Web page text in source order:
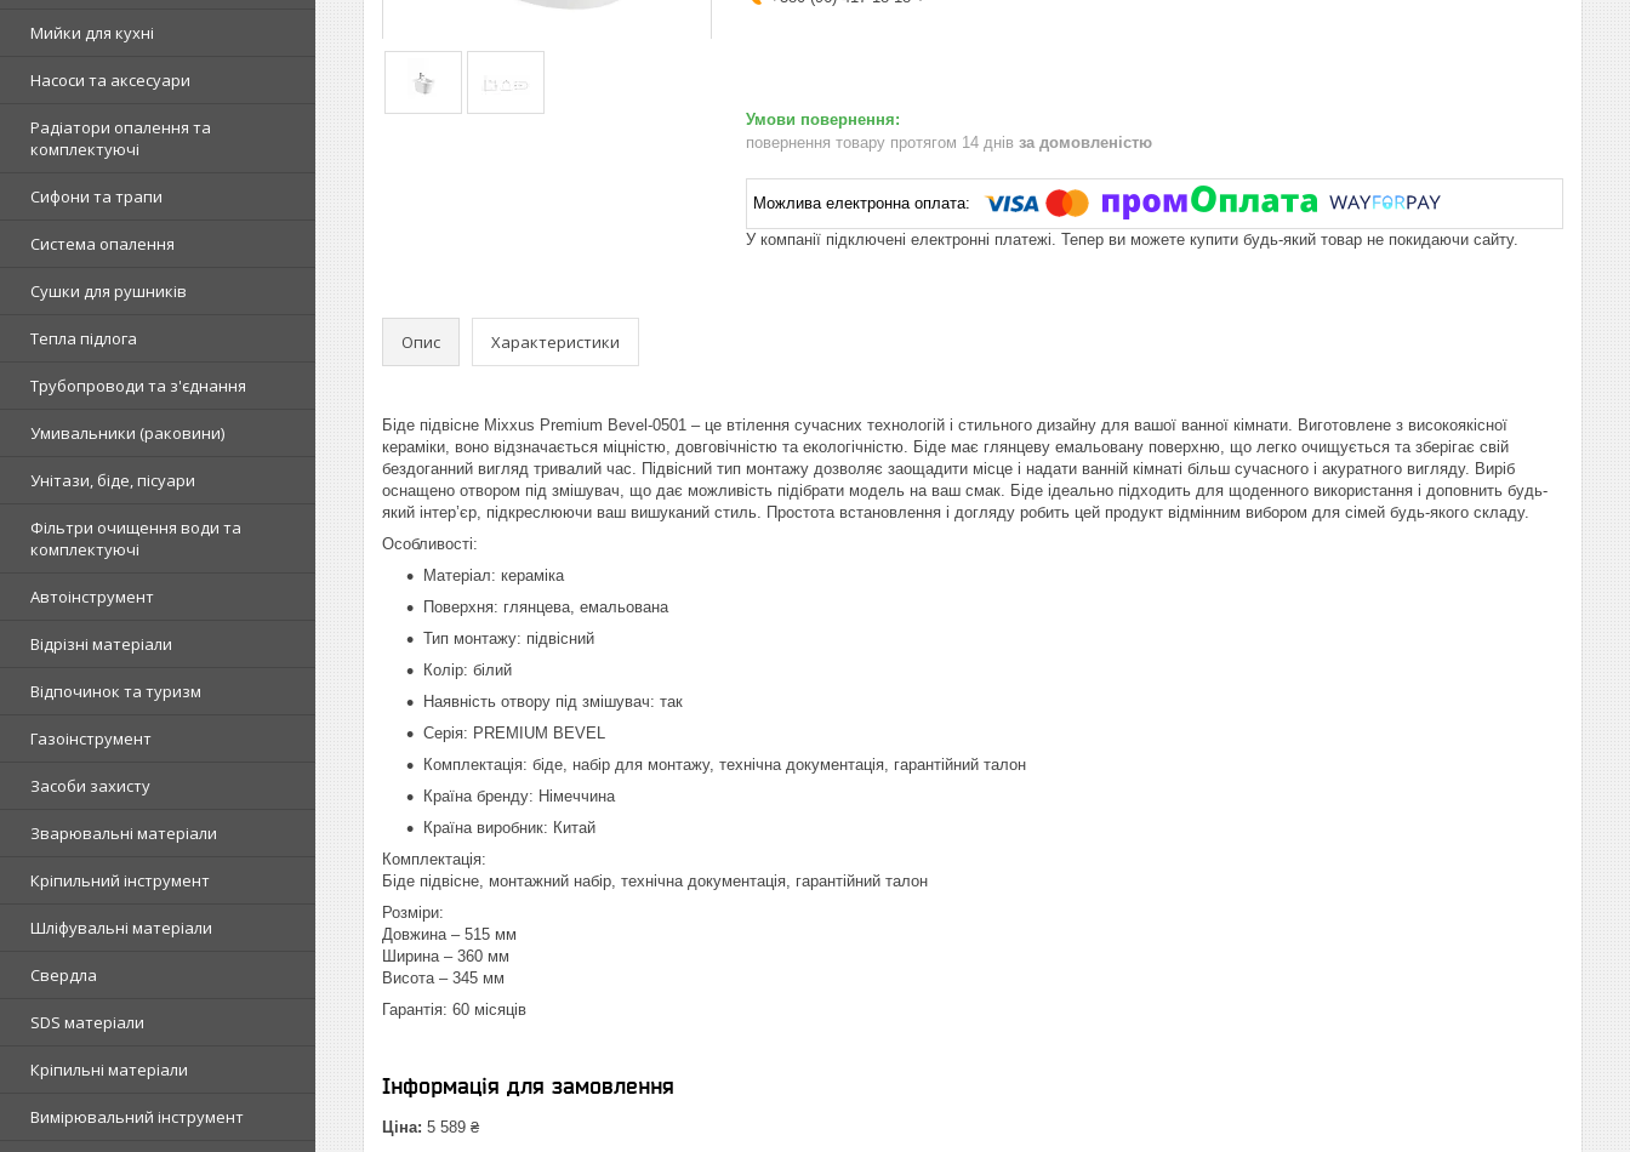
Мийки для кухні
Насоси та аксесуари
Радіатори опалення та
комплектуючі
Сифони та трапи
Система опалення
Сушки для рушників
Тепла підлога
Трубопроводи та з'єднання
Умивальники (раковини)
Унітази, біде, пісуари
Фільтри очищення води та
комплектуючі
Автоінструмент
Відрізні матеріали
Відпочинок та туризм
Газоінструмент
Засоби захисту
Зварювальні матеріали
Кріпильний інструмент
Шліфувальні матеріали
Свердла
SDS матеріали
Кріпильні матеріали
Вимірювальний інструмент
повернення товару протягом 14 днів за домовленістю
У компанії підключені електронні платежі. Тепер ви можете купити будь-який товар не покидаючи сайту.
Опис Характеристики
Біде підвісне Mixxus Premium Bevel-0501 – це втілення сучасних технологій і стильного дизайну для вашої ванної кімнати. Виготовлене з високоякісної
кераміки, воно відзначається міцністю, довговічністю та екологічністю. Біде має глянцеву емальовану поверхню, що легко очищується та зберігає свій
бездоганний вигляд тривалий час. Підвісний тип монтажу дозволяє заощадити місце і надати ванній кімнаті більш сучасного і акуратного вигляду. Виріб
оснащено отвором під змішувач, що дає можливість підібрати модель на ваш смак. Біде ідеально підходить для щоденного використання і доповнить будь-
який інтер’єр, підкреслюючи ваш вишуканий стиль. Простота встановлення і догляду робить цей продукт відмінним вибором для сімей будь-якого складу.
Особливості:
Матеріал: кераміка
Поверхня: глянцева, емальована
Тип монтажу: підвісний
Колір: білий
Наявність отвору під змішувач: так
Серія: PREMIUM BEVEL
Комплектація: біде, набір для монтажу, технічна документація, гарантійний талон
Країна бренду: Німеччина
Країна виробник: Китай
Комплектація:
Біде підвісне, монтажний набір, технічна документація, гарантійний талон
Розміри:
Довжина – 515 мм
Ширина – 360 мм
Висота – 345 мм
Гарантія: 60 місяців
Інформація для замовлення
Ціна: 5 589 ₴